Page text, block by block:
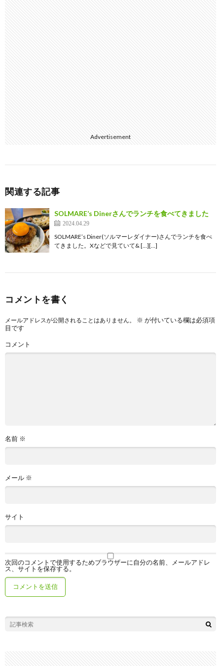
Advertisement
関連する記事
SOLMARE’s Dinerさんでランチを食べてきました
2024.04.29
SOLMARE’s Diner(ソルマーレダイナー)さんでランチを食べ
てきました。Xなどで見ていて& […][…]
コメントを書く
メールアドレスが公開されることはありません。 ※ が付いている欄は必須項
目です
コメント
名前 ※
メール ※
サイト
次回のコメントで使用するためブラウザーに自分の名前、メールアドレ
ス、サイトを保存する。